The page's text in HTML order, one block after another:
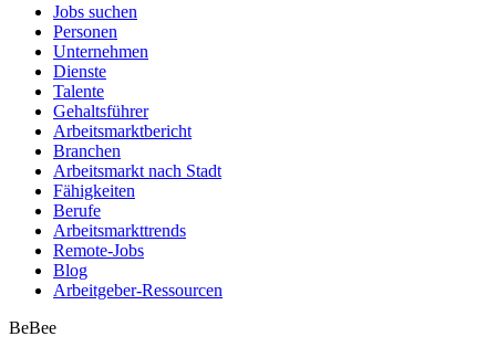
Jobs suchen
Personen
Unternehmen
Dienste
Talente
Gehaltsführer
Arbeitsmarktbericht
Branchen
Arbeitsmarkt nach Stadt
Fähigkeiten
Berufe
Arbeitsmarkttrends
Remote-Jobs
Blog
Arbeitgeber-Ressourcen
BeBee